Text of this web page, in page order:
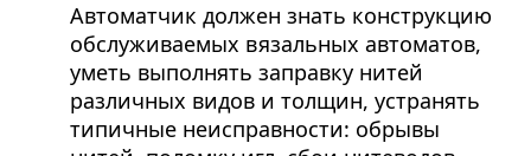
Автоматчик должен знать конструкцию
обслуживаемых вязальных автоматов,
уметь выполнять заправку нитей
различных видов и толщин, устранять
типичные неисправности: обрывы